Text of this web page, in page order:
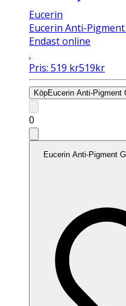
Eucerin
Eucerin Anti-
Endast online
.
Pris: 519 kr519kr
KöpEucerin Anti-Pigment
0
Eucerin Anti-Pigment